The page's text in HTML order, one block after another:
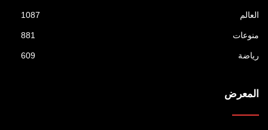
العالم 1087
منوعات 881
رياضة 609
المعرض